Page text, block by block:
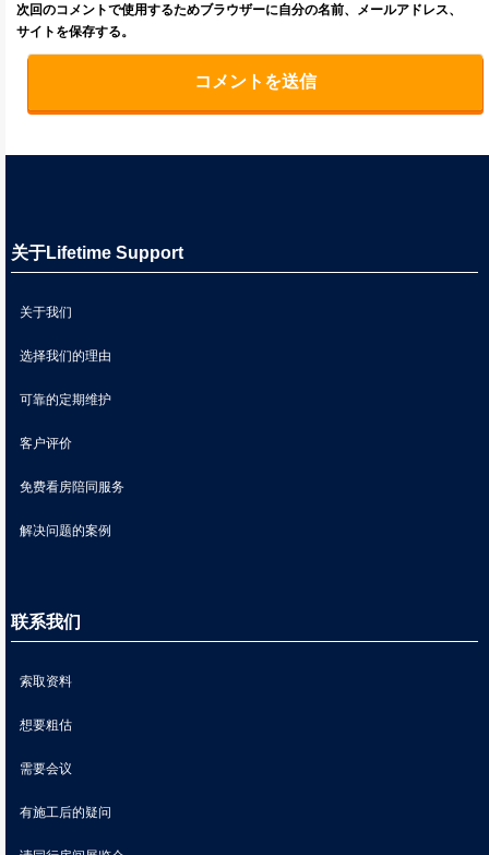
次回のコメントで使用するためブラウザーに自分の名前、メールアドレス、
サイトを保存する。
关于Lifetime Support
关于我们
选择我们的理由
可靠的定期维护
客户评价
免费看房陪同服务
解决问题的案例
联系我们
索取资料
想要粗估
需要会议
有施工后的疑问